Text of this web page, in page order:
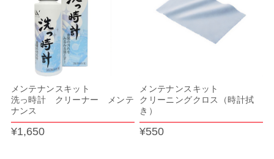
メンテナンスキット
洗っ時計 クリーナー メンテ
ナンス
¥1,650
メンテナンスキット
クリーニングクロス（時計拭
き）
¥550